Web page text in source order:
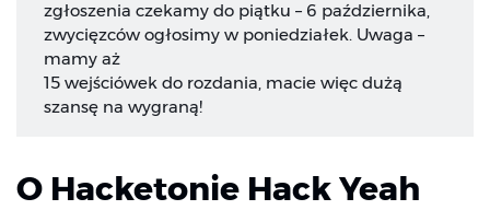
zgłoszenia czekamy do piątku – 6 października,
zwycięzców ogłosimy w poniedziałek. Uwaga –
mamy aż
15 wejściówek do rozdania, macie więc dużą
szansę na wygraną!
O Hacketonie Hack Yeah